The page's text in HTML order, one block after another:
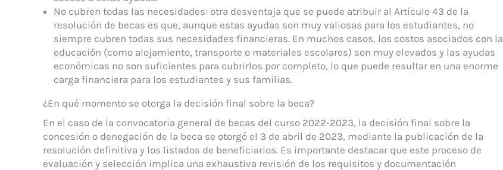
No cubren todas las necesidades: otra desventaja que se puede atribuir al Artículo 43 de la
resolución de becas es que, aunque estas ayudas son muy valiosas para los estudiantes, no
siempre cubren todas sus necesidades financieras. En muchos casos, los costos asociados con la
educación (como alojamiento, transporte o materiales escolares) son muy elevados y las ayudas
económicas no son suficientes para cubrirlos por completo, lo que puede resultar en una enorme
carga financiera para los estudiantes y sus familias.
¿En qué momento se otorga la decisión final sobre la beca?
En el caso de la convocatoria general de becas del curso 2022-2023, la decisión final sobre la
concesión o denegación de la beca se otorgó el 3 de abril de 2023, mediante la publicación de la
resolución definitiva y los listados de beneficiarios. Es importante destacar que este proceso de
evaluación y selección implica una exhaustiva revisión de los requisitos y documentación